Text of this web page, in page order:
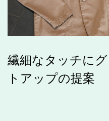
繊細なタッチに
トアップの提案